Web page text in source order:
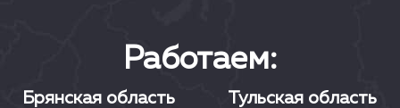
Работаем:
Брянская область Тульская область